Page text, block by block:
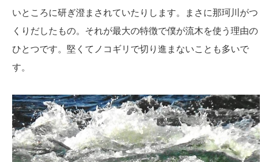
いところに研ぎ澄まされていたりします。まさに那珂川がつ
くりだしたもの。それが最大の特徴で僕が流木を使う理由の
ひとつです。堅くてノコギリで切り進まないことも多いで
す。